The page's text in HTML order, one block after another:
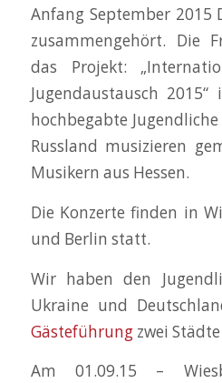
Anfang September 2015
zusammengehört. Die
das Projekt:
Jugendaustausch
hochbegabte
Russland musizieren
Musikern aus Hessen.
Die Konzerte finden in
und Berlin statt.
Wir haben den
Ukraine und
Gästeführungzwei Städte
Am 01.09.15 –